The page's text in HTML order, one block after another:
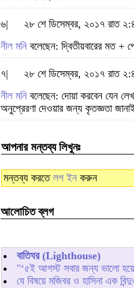
৬|
২৮ শে ডিসেম্বর, ২০১৭ রাত
নীল মনি বলেছেন: দ্বিতীয়বারের মত +
৭|
২৮ শে ডিসেম্বর, ২০১৭ রাত
নীল মনি বলেছেন: দোয়া করবেন যেন
অনুপ্রেরণা দেওয়ার জন্য কৃতজ্ঞতা
আপনার মন্তব্য লিখুনঃ
মন্তব্য করতে লগ ইন করুন
আলোচিত ব্লগ
বাতিঘর (Lighthouse)
"‘৫ই আগস্ট সবার জন্য ভালো
যে বিষয়ে মজিবর ও হাসিনা এক